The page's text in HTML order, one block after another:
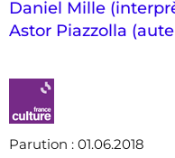
Daniel Mille
Astor Piazzolla
Parution : 01.06.2018